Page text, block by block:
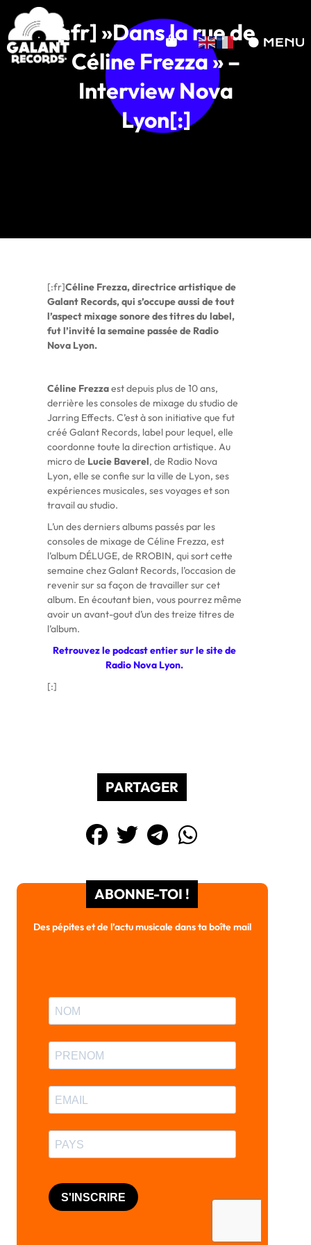
[:fr] »Dans la rue de
Céline Frezza » –
Interview Nova
Lyon[:]
[:fr]Céline Frezza, directrice artistique de
Galant Records, qui s’occupe aussi de tout
l’aspect mixage sonore des titres du label,
fut l’invité la semaine passée de Radio
Nova Lyon.
Céline Frezzaest depuis plus de 10 ans,
derrière les consoles de mixage du studio de
Jarring Effects. C’est à son initiative que fut
créé Galant Records, label pour lequel, elle
coordonne toute la direction artistique. Au
micro de Lucie Baverel, de Radio Nova
Lyon, elle se confie sur la ville de Lyon, ses
expériences musicales, ses voyages et son
travail au studio.
L’un des derniers albums passés par les
consoles de mixage de Céline Frezza, est
l’album DÉLUGE, de RROBIN, qui sort cette
semaine chez Galant Records, l’occasion de
revenir sur sa façon de travailler sur cet
album. En écoutant bien, vous pourrez même
avoir un avant-gout d’un des treize titres de
l’album.
Retrouvez le podcast entier sur le site de
Radio Nova Lyon.
[:]
PARTAGER
ABONNE-TOI !
Des pépites et de l’actu musicale dans ta boîte mail